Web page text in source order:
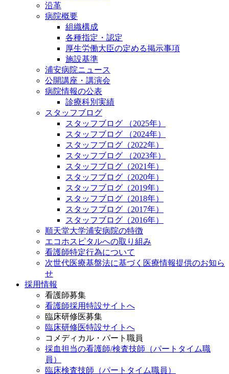
沿革
病院概要
組織構成
各種指定・認定
厚生労働大臣の定める掲示事項
施設基準
浦安病院ニュース
公開講座・講演会
病院情報の公表
診療科別実績
スタッフブログ
スタッフブログ （2025年）
スタッフブログ （2024年）
スタッフブログ（2022年）
スタッフブログ （2023年）
スタッフブログ（2021年）
スタッフブログ（2020年）
スタッフブログ（2019年）
スタッフブログ（2018年）
スタッフブログ（2017年）
スタッフブログ（2016年）
順天堂大学浦安病院の特徴
エコホスピタルへの取り組み
看護師特定行為について
次世代医療基盤法に基づく医療情報提供のお知ら
せ
採用情報
看護師募集
看護師採用特設サイトへ
臨床研修医募集
臨床研修医特設サイトへ
コメディカル・パート職員
採血担当の看護師/検査技師（パートタイム職
員）
臨床検査技師（パートタイム職員）